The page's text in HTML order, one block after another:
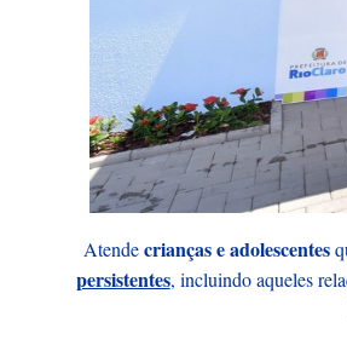
Atendecrianças e adolescentes
persistentes, incluindo aqueles